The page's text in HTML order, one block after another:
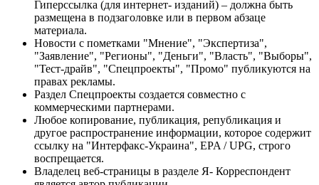
Гиперссылка (для интернет- изданий) – должна быть
размещена в подзаголовке или в первом абзаце
материала.
Новости с пометками "Мнение", "Экспертиза",
"Заявление", "Регионы", "Деньги", "Власть", "Выборы",
"Тест-драйв", "Спецпроекты", "Промо" публикуются на
правах рекламы.
Раздел Спецпроекты создается совместно с
коммерческими партнерами.
Любое копирование, публикация, републикация и
другое распространение информации, которое содержит
ссылку на "Интерфакс-Украина", EPA / UPG, строго
воспрещается.
Владелец веб-страницы в разделе Я- Корреспондент